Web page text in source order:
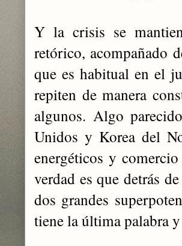
Y la crisis se
retórico, acompañado
que es habitual en el
repiten de manera
algunos. Algo
Unidos y Korea del
energéticos y
verdad es que detrás
dos grandes
tiene la última palabra